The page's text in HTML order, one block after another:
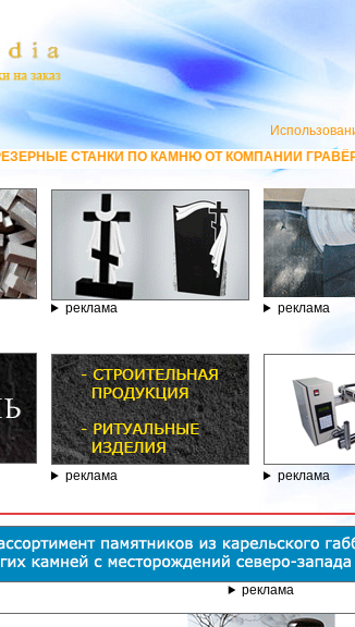
КАМНЮ ОТ КОМПАНИИ ГРАВЁР - ТЕЛЕФОН
реклама реклама
реклама реклама
реклама